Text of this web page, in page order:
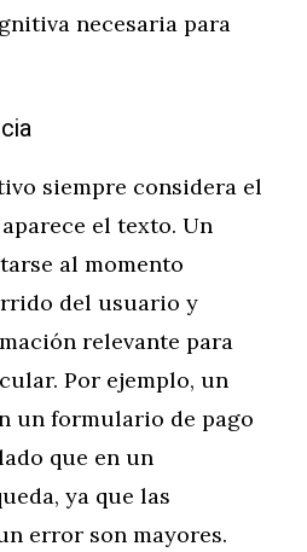
necesaria para
siempre considera el
el texto. Un
al momento
del usuario y
relevante para
Por ejemplo, un
un formulario de pago
que en un
ya que las
error son mayores.